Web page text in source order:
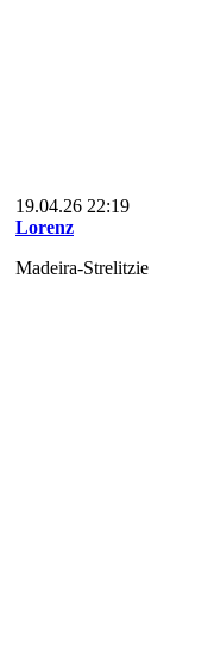
19.04.26 22:19
Lorenz
Madeira-Strelitzie